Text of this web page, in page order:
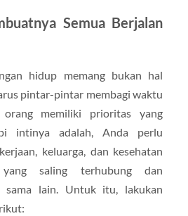
Semua Berjalan
hidup memang bukan hal
pintar-pintar membagi waktu
memiliki prioritas yang
intinya adalah, Anda perlu
keluarga, dan kesehatan
saling terhubung dan
sama lain. Untuk itu, lakukan